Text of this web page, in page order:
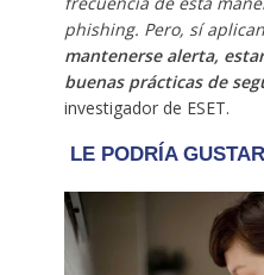
phishing. Pero, sí
mantenerse alerta,
buenas prácticas de
investigador de ESET.